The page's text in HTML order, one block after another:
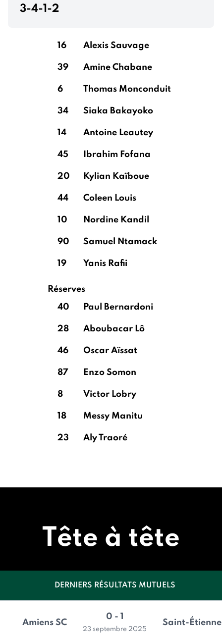
3-4-1-2
16 Alexis Sauvage
39 Amine Chabane
6 Thomas Monconduit
34 Siaka Bakayoko
14 Antoine Leautey
45 Ibrahim Fofana
20 Kylian Kaïboue
44 Coleen Louis
10 Nordine Kandil
90 Samuel Ntamack
19 Yanis Rafii
Réserves
40
Paul Bernardoni
28 Aboubacar Lô
46 Oscar Aïssat
87 Enzo Somon
8 Victor Lobry
18 Messy Manitu
23 Aly Traoré
Tête à tête
DERNIERS RÉSULTATS MUTUELS
Amiens SC
0 - 1
23 septembre 2025
Saint-Étienne